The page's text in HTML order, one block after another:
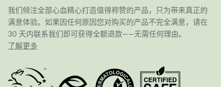
我们倾注全部心血精心打造值得称赞的产品，只为带来真正的
满意体验。如果因任何原因您对购买的产品不完全满意，请在
30 天内联系我们即可获得全额退款——无需任何理由。
了解更多